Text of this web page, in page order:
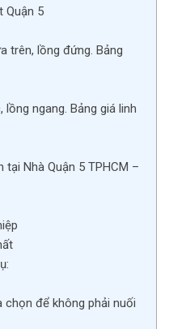
Quận 5
trên, lồng đứng. Bảng
ngang. Bảng giá linh
Nhà Quận 5 TPHCM –
để không phải nuối